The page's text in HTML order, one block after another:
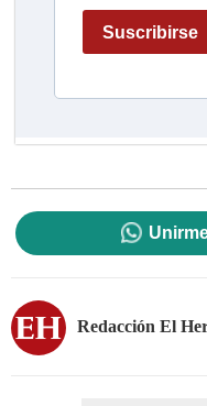
Redacción El